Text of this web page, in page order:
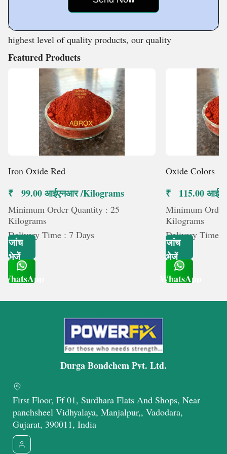
renowned for their precise composition, efficacy, long
shelf life, and dependability. In order to deliver the
highest level of quality products, our quality
Featured Products
Iron Oxide Red
₹ 99.00 आईएनआर /Kilograms
Minimum Order Quantity : 25
Kilograms
Delivery Time : 7 Days
जांच
भेजें
WhatsApp
Oxide Colors
₹ 115.00
Minimum
Kilograms
Delivery Time :
जांच
भेजें
WhatsApp
Durga Bondchem Pvt. Ltd.
First Floor, Ff 01, Surdhara Flats And Shops, Near
panchsheel Vidhyalaya, Manjalpur,, Vadodara,
Gujarat, 390011, India